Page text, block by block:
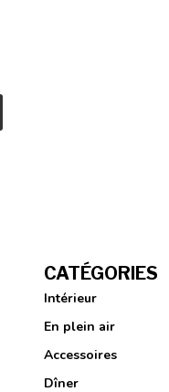
CATÉGORIES
Intérieur
En plein air
Accessoires
Dîner